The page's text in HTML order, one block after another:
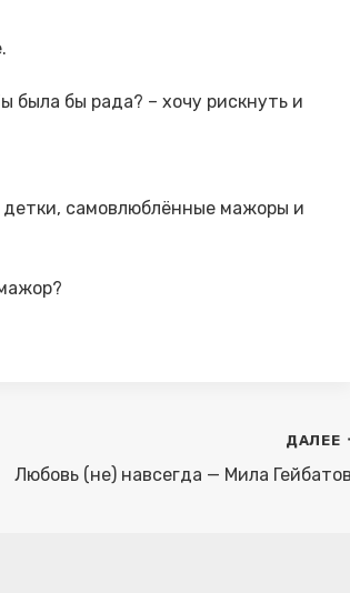
была бы рада? – хочу рискнуть и
самовлюблённые мажоры и
ДАЛЕЕ
Любовь (не) навсегда — Мила